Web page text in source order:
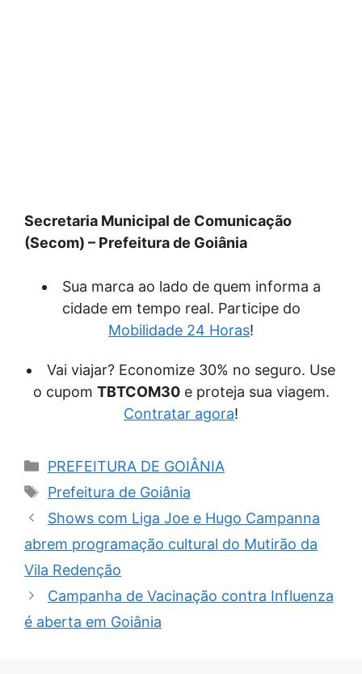
Secretaria Municipal de Comunicação
(Secom) – Prefeitura de Goiânia
Sua marca ao lado de quem informa a
cidade em tempo real. Participe do
Mobilidade 24 Horas!
Vai viajar? Economize 30% no seguro. Use
o cupom TBTCOM30e proteja sua viagem.
Contratar agora!
Categorias
PREFEITURA DE GOIÂNIA
Tags
Prefeitura de Goiânia
Shows com Liga Joe e Hugo Campanna
abrem programação cultural do Mutirão da
Vila Redenção
Campanha de Vacinação contra Influenza
é aberta em Goiânia